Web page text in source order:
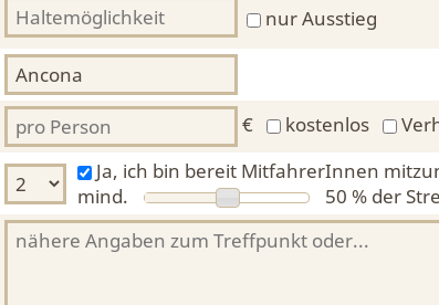
nur Ausstieg
€ kostenlos
Ja, ich bin bereit MitfahrerInnen
mind.
50 % der